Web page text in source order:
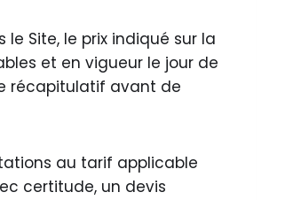
Site, le prix indiqué sur la
et en vigueur le jour de
récapitulatif avant de
au tarif applicable
certitude, un devis